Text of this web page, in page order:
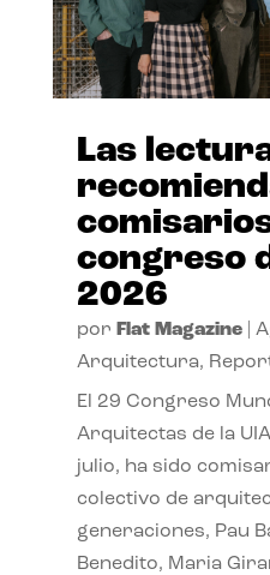
Las
congreso
2026
por Flat Magazine|
Arquitectura,
El 29 Congreso
Arquitectas de la
julio, ha sido
colectivo de
generaciones, Pau
Benedito, Maria